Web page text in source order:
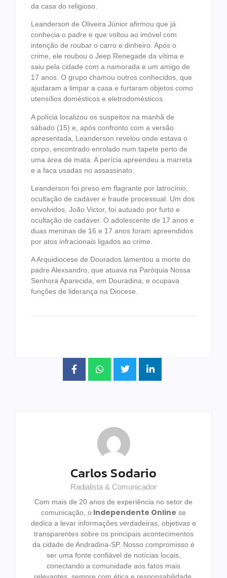
da casa do religioso.
Leanderson de Oliveira Júnior afirmou que já
conhecia o padre e que voltou ao imóvel com
intenção de roubar o carro e dinheiro. Após o
crime, ele roubou o Jeep Renegade da vítima e
saiu pela cidade com a namorada e um amigo de
17 anos. O grupo chamou outros conhecidos, que
ajudaram a limpar a casa e furtaram objetos como
utensílios domésticos e eletrodomésticos.
A polícia localizou os suspeitos na manhã de
sábado (15) e, após confronto com a versão
apresentada, Leanderson revelou onde estava o
corpo, encontrado enrolado num tapete perto de
uma área de mata. A perícia apreendeu a marreta
e a faca usadas no assassinato.
Leanderson foi preso em flagrante por latrocínio,
ocultação de cadáver e fraude processual. Um dos
envolvidos, João Victor, foi autuado por furto e
ocultação de cadáver. O adolescente de 17 anos e
duas meninas de 16 e 17 anos foram apreendidos
por atos infracionais ligados ao crime.
A Arquidiocese de Dourados lamentou a morte do
padre Alexsandro, que atuava na Paróquia Nossa
Senhora Aparecida, em Douradina, e ocupava
funções de liderança na Diocese.
Carlos Sodario
Radialista & Comunicador
Com mais de 20 anos de experiência no setor de
comunicação, o Independente Online se
dedica a levar informações verdadeiras, objetivas e
transparentes sobre os principais acontecimentos
da cidade de Andradina-SP. Nosso compromisso é
ser uma fonte confiável de notícias locais,
conectando a comunidade aos fatos mais
relevantes, sempre com ética e responsabilidade,